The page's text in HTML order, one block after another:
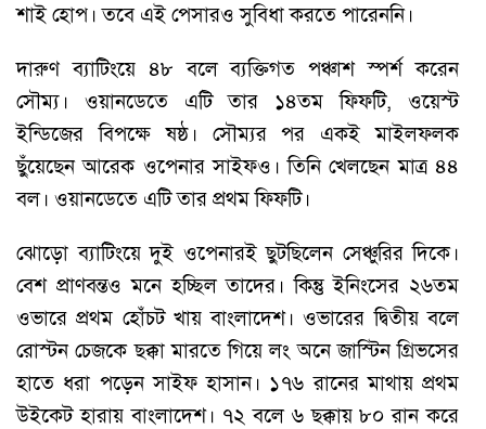
শাই হোপ। তবে এই পেসারও সুবিধা করতে পারেননি।
দারুণ ব্যাটিংয়ে ৪৮ বলে ব্যক্তিগত পঞ্চাশ স্পর্শ করেন
সৌম্য। ওয়ানডেতে এটি তার ১৪তম ফিফটি, ওয়েস্ট
ইন্ডিজের বিপক্ষে ষষ্ঠ। সৌম্যর পর একই মাইলফলক
ছুঁয়েছেন আরেক ওপেনার সাইফও। তিনি খেলছেন মাত্র ৪৪
বল। ওয়ানডেতে এটি তার প্রথম ফিফটি।
ঝোড়ো ব্যাটিংয়ে দুই ওপেনারই ছুটছিলেন সেঞ্চুরির দিকে।
বেশ প্রাণবন্তও মনে হচ্ছিল তাদের। কিন্তু ইনিংসের ২৬তম
ওভারে প্রথম হোঁচট খায় বাংলাদেশ। ওভারের দ্বিতীয় বলে
রোস্টন চেজকে ছক্কা মারতে গিয়ে লং অনে জাস্টিন গ্রিভসের
হাতে ধরা পড়েন সাইফ হাসান। ১৭৬ রানের মাথায় প্রথম
উইকেট হারায় বাংলাদেশ। ৭২ বলে ৬ ছক্কায় ৮০ রান করে